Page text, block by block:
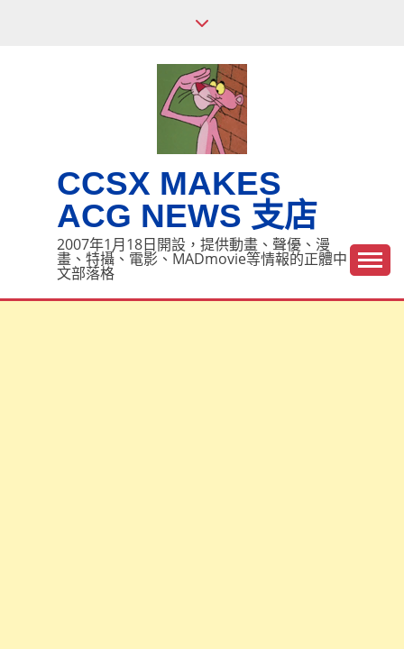
CCSX MAKES
ACG NEWS 支店
2007年1月18日開設，提供動畫、聲優、漫
畫、特攝、電影、MADmovie等情報的正體中
文部落格